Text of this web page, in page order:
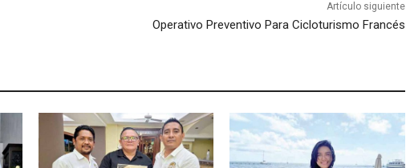
Artículo siguiente
Operativo Preventivo Para Cicloturismo Francés